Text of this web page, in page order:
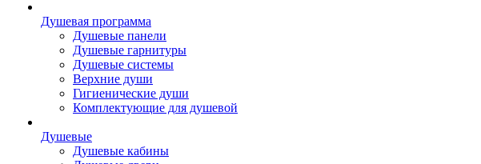
Душевая программа
Душевые панели
Душевые гарнитуры
Душевые системы
Верхние души
Гигиенические души
Комплектующие для душевой
Душевые
Душевые кабины